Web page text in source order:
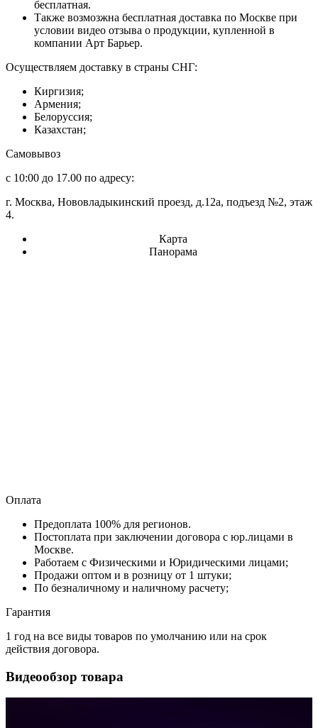
бесплатная.
Также возмозжна бесплатная доставка по Москве при
условии видео отзыва о продукции, купленной в
компании Арт Барьер.
Осуществляем доставку в страны СНГ:
Киргизия;
Армения;
Белоруссия;
Казахстан;
Самовывоз
с 10:00 до 17.00 по адресу:
г. Москва, Нововладыкинский проезд, д.12а, подъезд №2, этаж
4.
Карта
Панорама
Оплата
Предоплата 100% для регионов.
Постоплата при заключении договора с юр.лицами в
Москве.
Работаем с Физическими и Юридическими лицами;
Продажи оптом и в розницу от 1 штуки;
По безналичному и наличному расчету;
Гарантия
1 год на все виды товаров по умолчанию или на срок
действия договора.
Видеообзор товара